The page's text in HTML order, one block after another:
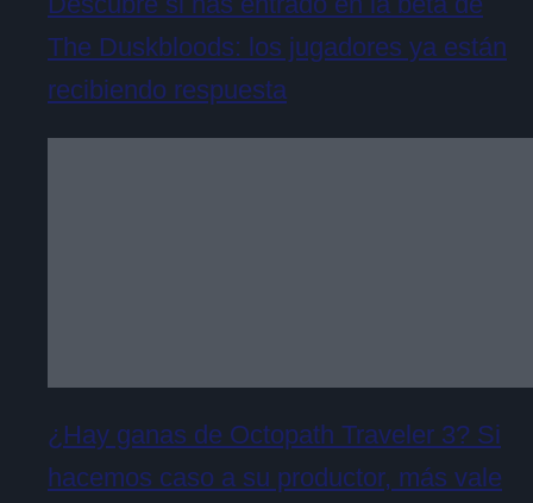
The Duskbloods: los jugadores ya están
recibiendo respuesta
¿Hay ganas de Octopath Traveler 3? Si
hacemos caso a su productor, más vale